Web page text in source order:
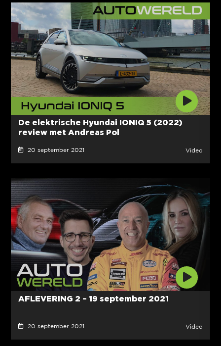
De elektrische Hyundai IONIQ 5 (2022)
review met Andreas Pol
20 september 2021 Video
AFLEVERING 2 – 19 september 2021
20 september 2021 Video